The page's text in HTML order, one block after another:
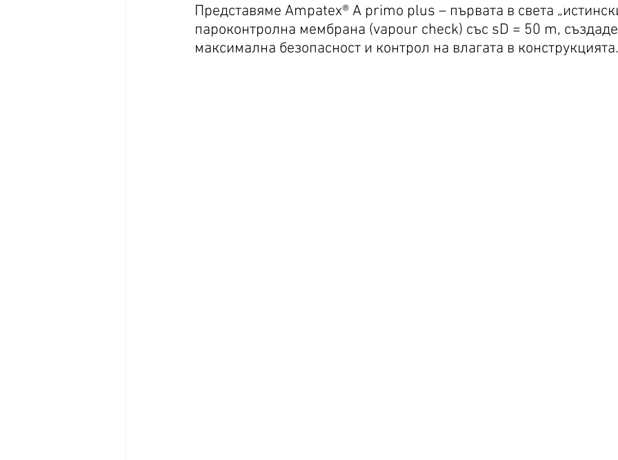
Представяме Ampatex® A primo plus – първата в света
пароконтролна мембрана (vapour check) със sD = 50 m,
максимална безопасност и контрол на влагата в конструкцията.